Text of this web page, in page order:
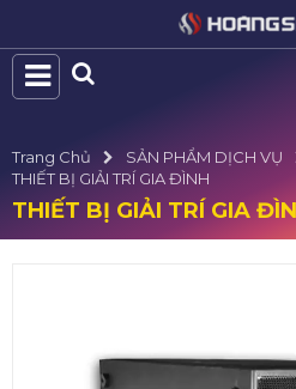
Trang Chủ SẢN PHẨM DỊCH VỤ
THIẾT BỊ GIẢI TRÍ GIA ĐÌNH
THIẾT BỊ GIẢI TRÍ GIA